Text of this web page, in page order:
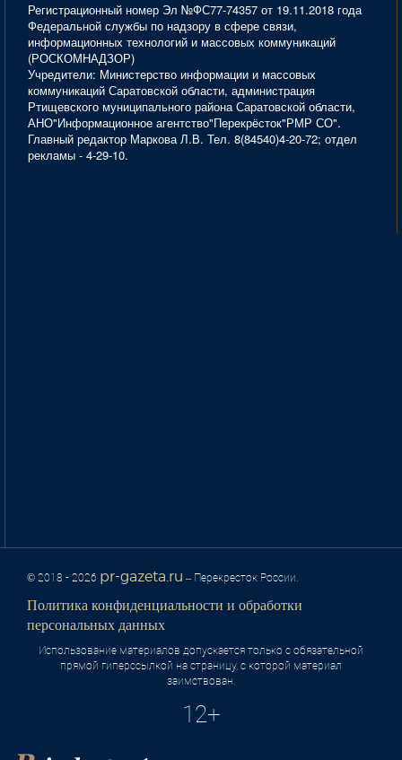
Регистрационный номер Эл №ФС77-74357 от 19.11.2018 года
Федеральной службы по надзору в сфере связи,
информационных технологий и массовых коммуникаций
(РОСКОМНАДЗОР)
Учредители: Министерство информации и массовых
коммуникаций Саратовской области, администрация
Ртищевского муниципального района Саратовской области,
АНО"Информационное агентство"Перекрёсток"РМР СО".
Главный редактор Маркова Л.В. Тел. 8(84540)4-20-72; отдел
рекламы - 4-29-10.
© 2018 - 2026 pr-gazeta.ru – Перекресток России.
Политика конфиденциальности и обработки
персональных данных
Использование материалов допускается только с обязательной
прямой гиперссылкой на страницу, с которой материал
заимствован.
12+